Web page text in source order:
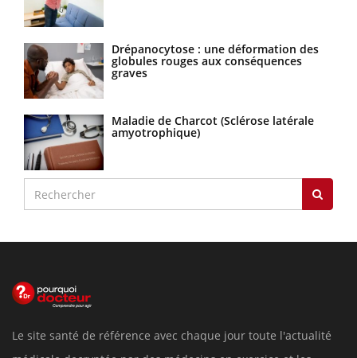
Drépanocytose : une déformation des
globules rouges aux conséquences
graves
Maladie de Charcot (Sclérose latérale
amyotrophique)
Le site santé de référence avec chaque jour toute l'actualité